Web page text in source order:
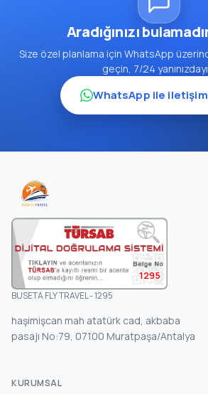
Aradığınızı
Size özel planlama için WhatsApp
geçin, 7/24
WhatsApp ile
1295
BUSETA FLY TRAVEL - 1295
haşimişcan mah atatürk cad, akbaba
pasajı No:79, 07100 Muratpaşa/Antalya
KURUMSAL